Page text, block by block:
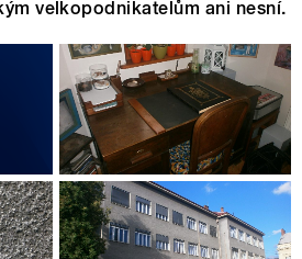
velkopodnikatelům ani nesní.